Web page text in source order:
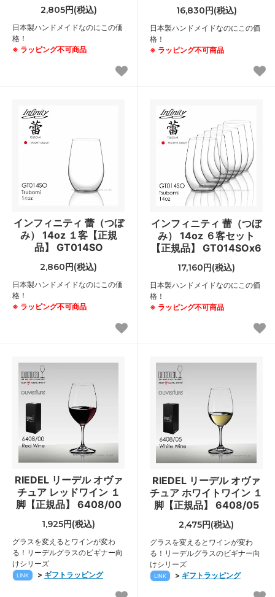
2,805円(税込)
日本製ハンドメイドなのにこの価
格！
※ ラッピング不可商品
16,830円(税込)
日本製ハンドメイドなのにこの価
格！
※ ラッピング不可商品
インフィニティ 蕾（つぼ
み） 14oz １客【正規
品】 GT014SO
2,860円(税込)
日本製ハンドメイドなのにこの価
格！
※ ラッピング不可商品
インフィニティ 蕾（つぼ
み） 14oz ６客セット
【正規品】 GT014SOx6
17,160円(税込)
日本製ハンドメイドなのにこの価
格！
※ ラッピング不可商品
RIEDEL リーデル オヴァ
チュア レッドワイン １
脚【正規品】 6408/00
1,925円(税込)
グラスを変えるとワインが変わ
る！リーデルグラスのビギナー向
けシリーズ
LINK > ギフトラッピング
RIEDEL リーデル オヴァ
チュア ホワイトワイン １
脚【正規品】 6408/05
2,475円(税込)
グラスを変えるとワインが変わ
る！リーデルグラスのビギナー向
けシリーズ
LINK > ギフトラッピング